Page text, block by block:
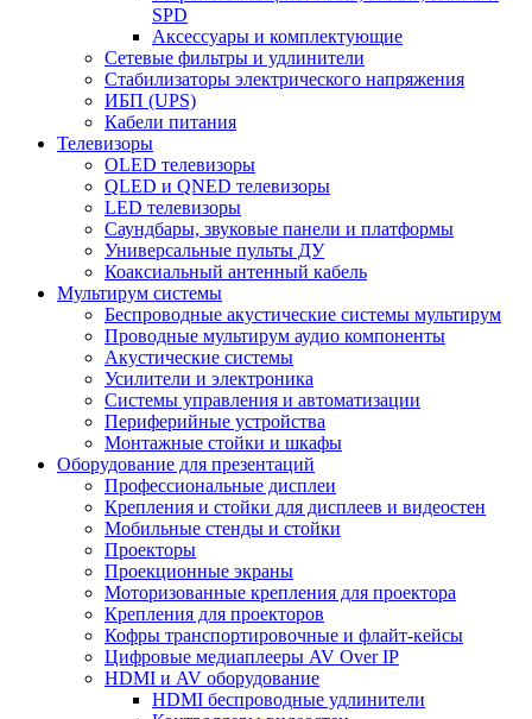
SPD
Аксессуары и комплектующие
Сетевые фильтры и удлинители
Стабилизаторы электрического напряжения
ИБП (UPS)
Кабели питания
Телевизоры
OLED телевизоры
QLED и QNED телевизоры
LED телевизоры
Саундбары, звуковые панели и платформы
Универсальные пульты ДУ
Коаксиальный антенный кабель
Мультирум системы
Беспроводные акустические системы мультирум
Проводные мультирум аудио компоненты
Акустические системы
Усилители и электроника
Системы управления и автоматизации
Периферийные устройства
Монтажные стойки и шкафы
Оборудование для презентаций
Профессиональные дисплеи
Крепления и стойки для дисплеев и видеостен
Мобильные стенды и стойки
Проекторы
Проекционные экраны
Моторизованные крепления для проектора
Крепления для проекторов
Кофры транспортировочные и флайт-кейсы
Цифровые медиаплееры AV Over IP
HDMI и AV оборудование
HDMI беспроводные удлинители